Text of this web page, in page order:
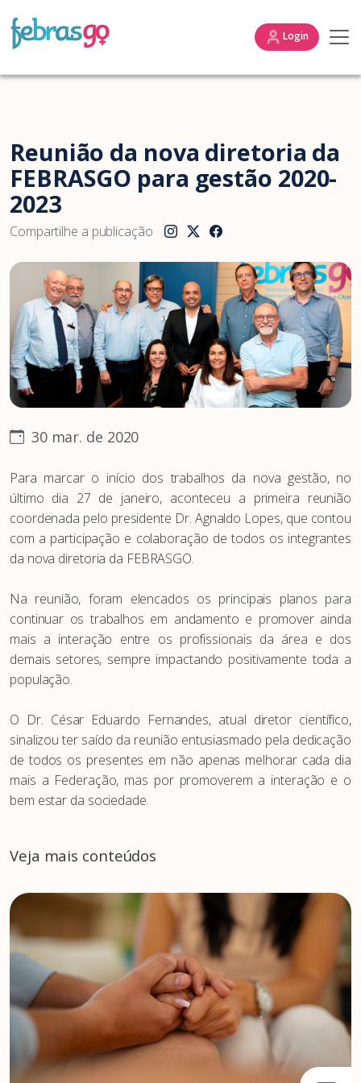
Login
Reunião da nova diretoria da
FEBRASGO para gestão 2020-
2023
Compartilhe a publicação
30 mar. de 2020
Para marcar o início dos trabalhos da nova gestão, no
último dia 27 de janeiro, aconteceu a primeira reunião
coordenada pelo presidente Dr. Agnaldo Lopes, que contou
com a participação e colaboração de todos os integrantes
da nova diretoria da FEBRASGO.
Na reunião, foram elencados os principais planos para
continuar os trabalhos em andamento e promover ainda
mais a interação entre os profissionais da área e dos
demais setores, sempre impactando positivamente toda a
população.
O Dr. César Eduardo Fernandes, atual diretor científico,
sinalizou ter saído da reunião entusiasmado pela dedicação
de todos os presentes em não apenas melhorar cada dia
mais a Federação, mas por promoverem a interação e o
bem estar da sociedade.
Veja mais conteúdos